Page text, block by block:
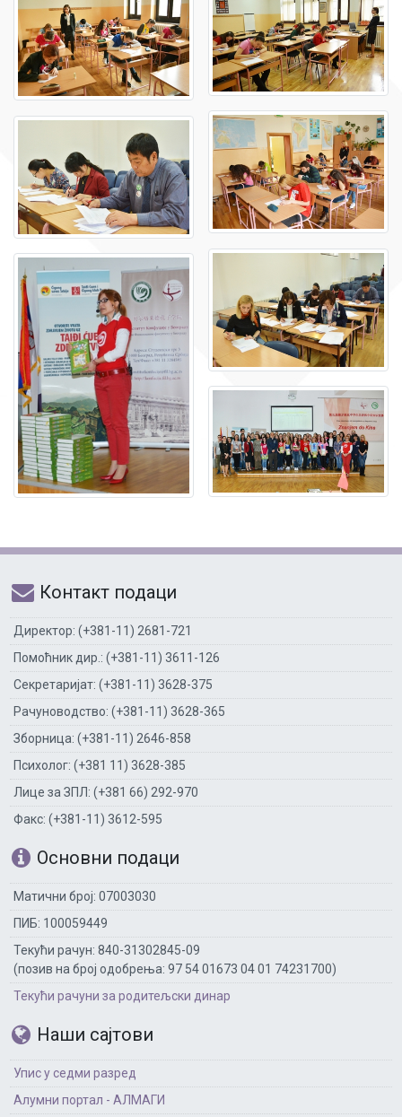
Контакт подаци
Директор: (+381-11) 2681-721
Помоћник дир.: (+381-11) 3611-126
Секретаријат: (+381-11) 3628-375
Рачуноводство: (+381-11) 3628-365
Зборница: (+381-11) 2646-858
Психолог: (+381 11) 3628-385
Лице за ЗПЛ: (+381 66) 292-970
Факс: (+381-11) 3612-595
Основни подаци
Матични број: 07003030
ПИБ: 100059449
Текући рачун: 840-31302845-09
(позив на број одобрења: 97 54 01673 04 01 74231700)
Текући рачуни за родитељски динар
Наши сајтови
Упис у седми разред
Алумни портал - АЛМАГИ